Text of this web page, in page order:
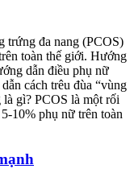
trứng đa nang (PCOS)
toàn thế giới. Hướng
dẫn điều phụ nữ
cách trêu đùa “vùng
gì? PCOS là một rối
10% phụ nữ trên toàn